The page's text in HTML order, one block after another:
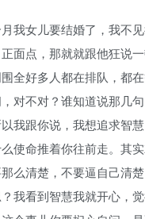
我女儿要结婚了，我不
面点，那就就跟他狂说
全好多人都在排队，都
对不对？谁知道说那几
我跟你说，我想追求智
使命推着你往前走。其
么清楚，不要逼自己清
我看到智慧我就开心，